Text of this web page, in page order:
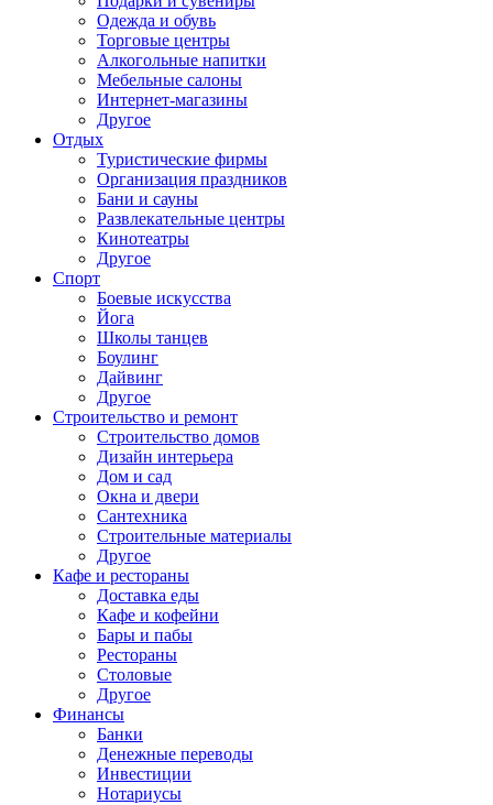
Одежда и обувь
Торговые центры
Алкогольные напитки
Мебельные салоны
Интернет-магазины
Другое
Отдых
Туристические фирмы
Организация праздников
Бани и сауны
Развлекательные центры
Кинотеатры
Другое
Спорт
Боевые искусства
Йога
Школы танцев
Боулинг
Дайвинг
Другое
Строительство и ремонт
Строительство домов
Дизайн интерьера
Дом и сад
Окна и двери
Сантехника
Строительные материалы
Другое
Кафе и рестораны
Доставка еды
Кафе и кофейни
Бары и пабы
Рестораны
Столовые
Другое
Финансы
Банки
Денежные переводы
Инвестиции
Нотариусы